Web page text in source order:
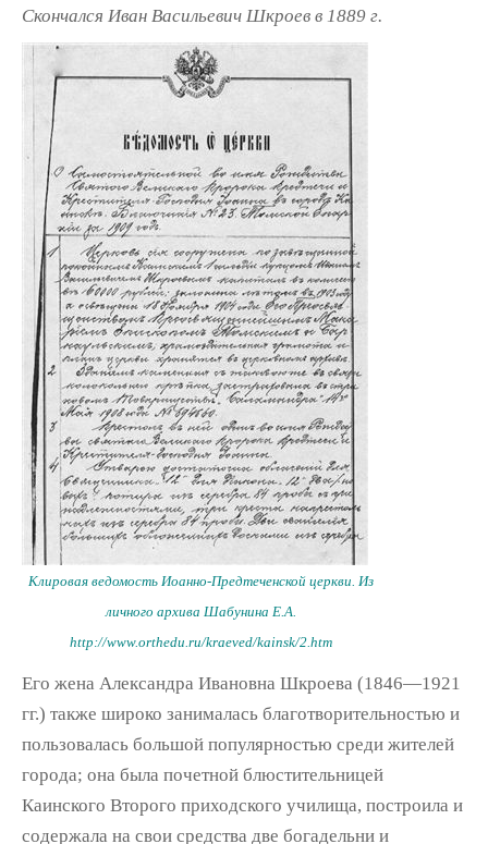
Скончался Иван Васильевич Шкроев в 1889 г.
Клировая ведомость Иоанно-Предтеченской церкви. Из
личного архива Шабунина Е.А.
http://www.orthedu.ru/kraeved/kainsk/2.htm
Его жена Александра Ивановна Шкроева (1846—1921
гг.) также широко занималась благотворительностью и
пользовалась большой популярностью среди жителей
города; она была почетной блюстительницей
Каинского Второго приходского училища, построила и
содержала на свои средства две богадельни и